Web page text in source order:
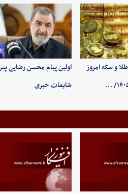
و سکه امروز
اولین پیام محسن رضایی
شایعات خبری